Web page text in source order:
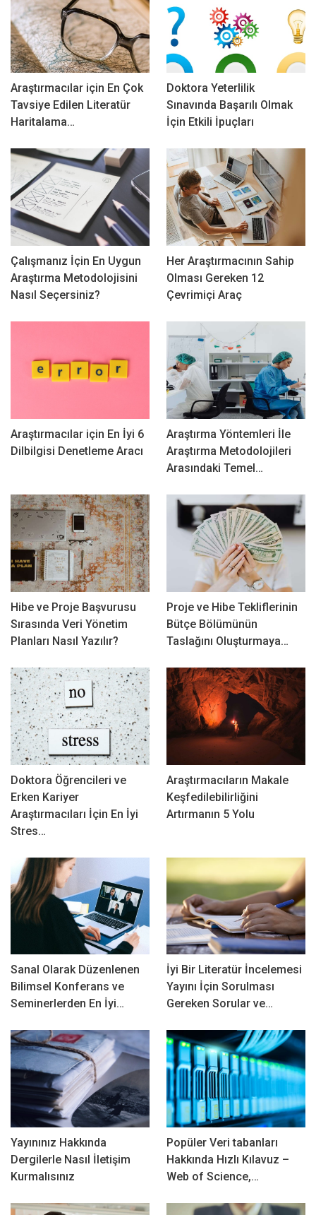
Araştırmacılar için En Çok
Tavsiye Edilen Literatür
Haritalama…
Doktora Yeterlilik
Sınavında Başarılı Olmak
İçin Etkili İpuçları
Çalışmanız İçin En Uygun
Araştırma Metodolojisini
Nasıl Seçersiniz?
Her Araştırmacının Sahip
Olması Gereken 12
Çevrimiçi Araç
Araştırmacılar için En İyi 6
Dilbilgisi Denetleme Aracı
Araştırma Yöntemleri İle
Araştırma Metodolojileri
Arasındaki Temel…
Hibe ve Proje Başvurusu
Sırasında Veri Yönetim
Planları Nasıl Yazılır?
Proje ve Hibe Tekliflerinin
Bütçe Bölümünün
Taslağını Oluşturmaya…
Doktora Öğrencileri ve
Erken Kariyer
Araştırmacıları İçin En İyi
Stres…
Araştırmacıların Makale
Keşfedilebilirliğini
Artırmanın 5 Yolu
Sanal Olarak Düzenlenen
Bilimsel Konferans ve
Seminerlerden En İyi…
İyi Bir Literatür İncelemesi
Yayını İçin Sorulması
Gereken Sorular ve…
Yayınınız Hakkında
Dergilerle Nasıl İletişim
Kurmalısınız
Popüler Veri tabanları
Hakkında Hızlı Kılavuz –
Web of Science,…